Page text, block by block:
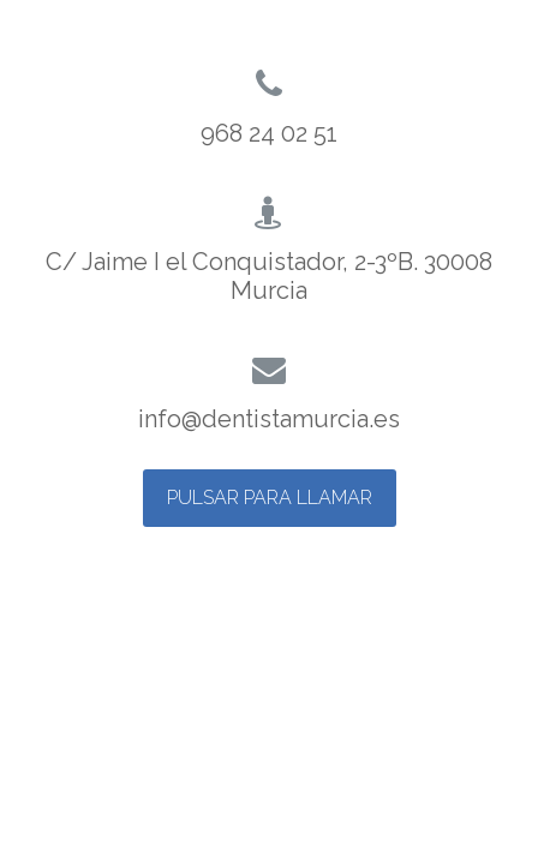
968 24 02 51
C/ Jaime I el Conquistador, 2-3ºB. 30008
Murcia
info@dentistamurcia.es
PULSAR PARA LLAMAR